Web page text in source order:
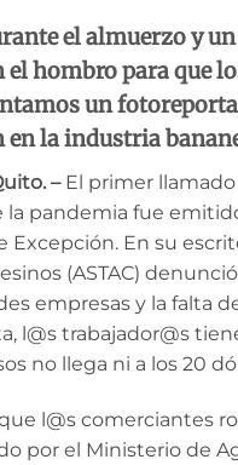
el almuerzo y
hombro para que
un
la industria
– El primer
la pandemia fue
En su
(ASTAC)
empresas y la falta
l@s trabajador@s
no llega ni a los 20
l@s comerciantes
por el Ministerio de